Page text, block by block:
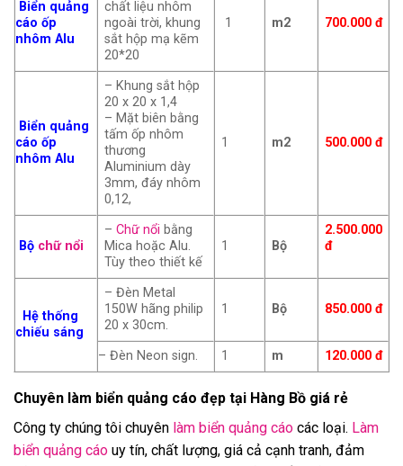
Biển quảng
cáo ốp
nhôm Alu
chất liệu nhôm
ngoài trời, khung
sắt hộp mạ kẽm
20*20
1 m2 700.000 đ
Biển quảng
cáo ốp
nhôm Alu
– Khung sắt hộp
20 x 20 x 1,4
– Mặt biên bằng
tấm ốp nhôm
thương
Aluminium dày
3mm, đáy nhôm
0,12,
1 m2 500.000 đ
Bộ chữ nổi
–Chữ nổi bằng
Mica hoặc Alu.
Tùy theo thiết kế
1 Bộ
2.500.000
đ
Hệ thống
chiếu sáng
– Đèn Metal
150W hãng philip
20 x 30cm.
1 Bộ 850.000 đ
– Đèn Neon sign. 1 m 120.000 đ
Chuyên làm biển quảng cáo đẹp tại Hàng Bồ giá rẻ
Công ty chúng tôi chuyên làm biển quảng cáo các loại. Làm
biển quảng cáo uy tín, chất lượng, giá cả cạnh tranh, đảm